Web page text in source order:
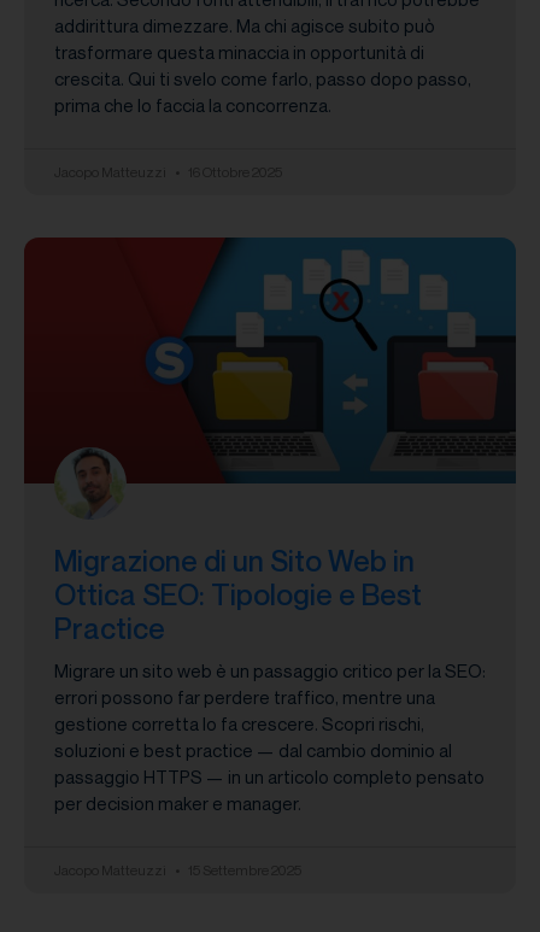
addirittura dimezzare. Ma chi agisce subito può
trasformare questa minaccia in opportunità di
crescita. Qui ti svelo come farlo, passo dopo passo,
prima che lo faccia la concorrenza.
Migrazione di un Sito Web in
Ottica SEO: Tipologie e Best
Practice
Migrare un sito web è un passaggio critico per la SEO:
errori possono far perdere traffico, mentre una
gestione corretta lo fa crescere. Scopri rischi,
soluzioni e best practice — dal cambio dominio al
passaggio HTTPS — in un articolo completo pensato
per decision maker e manager.